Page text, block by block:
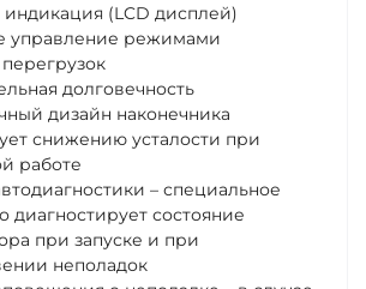
(LCD дисплей)
управление режимами
долговечность
дизайн наконечника
снижению усталости при
работе
– специальное
диагностирует состояние
при запуске и при
неполадок